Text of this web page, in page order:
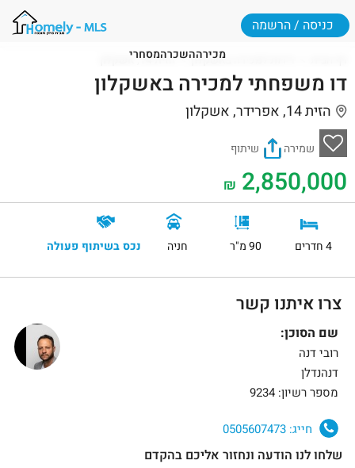
מכירההשכרהמסחרי
כניסה / הרשמה
דירות למכירה באשקלון הזית 14, אשקלון
דו משפחתי למכירה באשקלון
הזית 14, אפרידר, אשקלון
שמירה שיתוף
2,850,000
₪
4 חדרים 90 מ"ר חניה נכס בשיתוף פעולה
צרו איתנו קשר
שם הסוכן:
רובי דנה
דנהנדלן
מספר רשיון: 9234
חייג:
שלחו לנו הודעה ונחזור אליכם בהקדם